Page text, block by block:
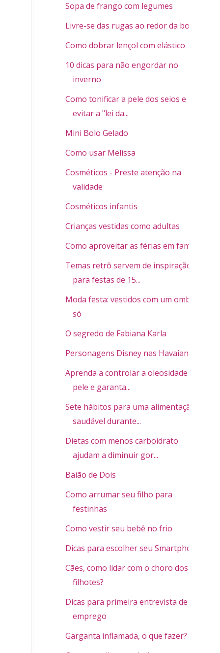
Sopa de frango com legumes
Livre-se das rugas ao redor da boca
Como dobrar lençol com elástico
10 dicas para não engordar no
inverno
Como tonificar a pele dos seios e
evitar a "lei da...
Mini Bolo Gelado
Como usar Melissa
Cosméticos - Preste atenção na
validade
Cosméticos infantis
Crianças vestidas como adultas
Como aproveitar as férias em família
Temas retrô servem de inspiração
para festas de 15...
Moda festa: vestidos com um ombro
só
O segredo de Fabiana Karla
Personagens Disney nas Havaianas
Aprenda a controlar a oleosidade da
pele e garanta...
Sete hábitos para uma alimentação
saudável durante...
Dietas com menos carboidrato
ajudam a diminuir gor...
Baião de Dois
Como arrumar seu filho para
festinhas
Como vestir seu bebê no frio
Dicas para escolher seu Smartphone
Cães, como lidar com o choro dos
filhotes?
Dicas para primeira entrevista de
emprego
Garganta inflamada, o que fazer?